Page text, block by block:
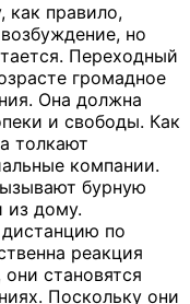
как правило,
но
Переходный
громадное
Она должна
и свободы. Как
толкают
компании.
бурную
из дому.
по
реакция
становятся
Поскольку они